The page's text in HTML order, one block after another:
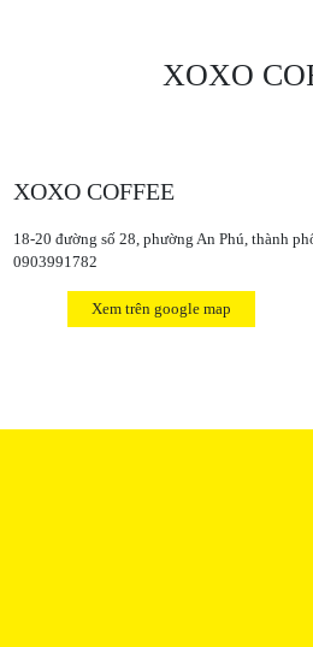
XOXO
XOXO COFFEE
18-20 đường số 28, phường An Phú, thành
0903991782
Xem trên google map